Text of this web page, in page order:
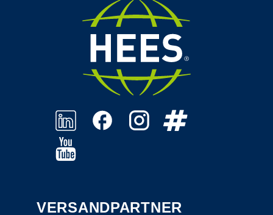
VERSANDPARTNER